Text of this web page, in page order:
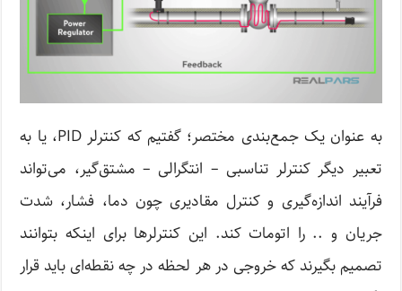
به عنوان یک جمع‌بندی مختصر؛ گفتیم که کنترلر PID، یا به
تعبیر دیگر کنترلر تناسبی – انتگرالی – مشتق‌گیر، می‌تواند
فرآیند اندازه‌گیری و کنترل مقادیری چون دما، فشار، شدت
جریان و .. را اتومات کند. این کنترلرها برای اینکه بتوانند
تصمیم بگیرند که خروجی در هر لحظه در چه نقطه‌ای باید قرار